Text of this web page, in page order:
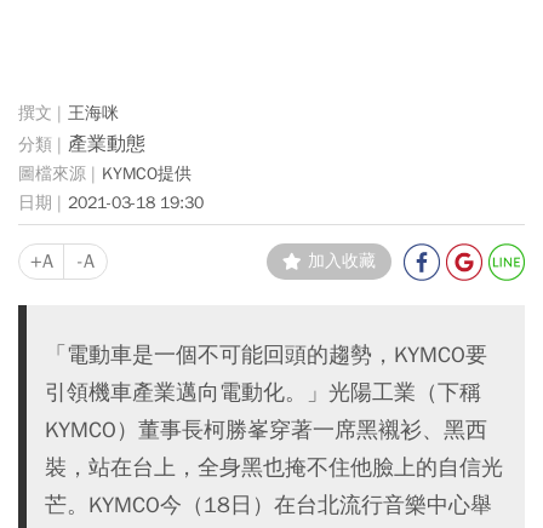
王海咪
產業動態
KYMCO提供
2021-03-18 19:30
+A -A 加入收藏
「電動車是一個不可能回頭的趨勢，KYMCO要
引領機車產業邁向電動化。」光陽工業（下稱
KYMCO）董事長柯勝峯穿著一席黑襯衫、黑西
裝，站在台上，全身黑也掩不住他臉上的自信光
芒。KYMCO今（18日）在台北流行音樂中心舉